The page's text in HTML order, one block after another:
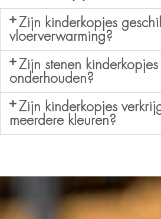
Zijn kinderkopjes
vloerverwarming?
Zijn stenen
onderhouden?
Zijn kinderkopjes
meerdere kleuren?